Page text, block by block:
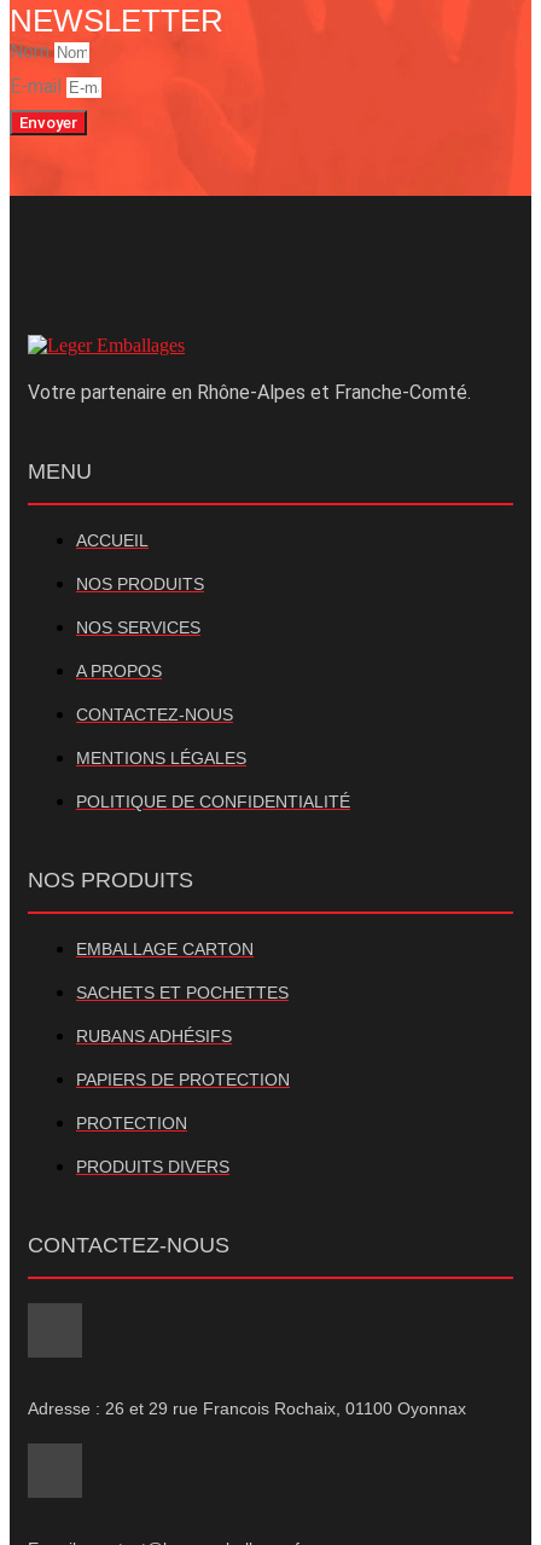
NEWSLETTER
Nom
E-mail
Envoyer
Votre partenaire en Rhône-Alpes et Franche-Comté.
MENU
ACCUEIL
NOS PRODUITS
NOS SERVICES
A PROPOS
CONTACTEZ-NOUS
MENTIONS LÉGALES
POLITIQUE DE CONFIDENTIALITÉ
NOS PRODUITS
EMBALLAGE CARTON
SACHETS ET POCHETTES
RUBANS ADHÉSIFS
PAPIERS DE PROTECTION
PROTECTION
PRODUITS DIVERS
CONTACTEZ-NOUS
Adresse : 26 et 29 rue Francois Rochaix, 01100 Oyonnax